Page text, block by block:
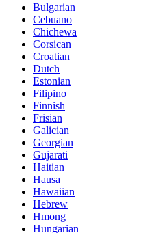
Bulgarian
Cebuano
Chichewa
Corsican
Croatian
Dutch
Estonian
Filipino
Finnish
Frisian
Galician
Georgian
Gujarati
Haitian
Hausa
Hawaiian
Hebrew
Hmong
Hungarian